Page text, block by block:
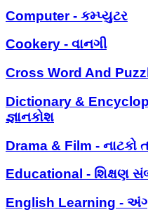
Computer - કમ્પ્યુટર
Cookery - વાનગી
Cross Word And
Dictionary &
જ્ઞાનકોશ
Drama & Film - નાટકો
Educational - શિક્ષણ
English Learning -